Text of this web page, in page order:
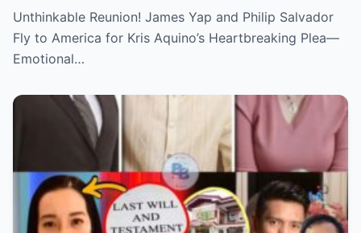
Heartbreaking Plea—Emotional Visit,
Hidden Tears, and a Final Wish that Shook
Everyone to the Core!
Unthinkable Reunion! James Yap and Philip Salvador
Fly to America for Kris Aquino’s Heartbreaking Plea—
Emotional…